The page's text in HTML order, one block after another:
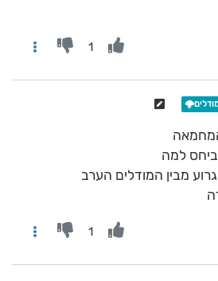
1
ביחס למה
מבין המודלים הערב
1